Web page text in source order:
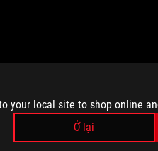
your local site to shop online
Ở lại